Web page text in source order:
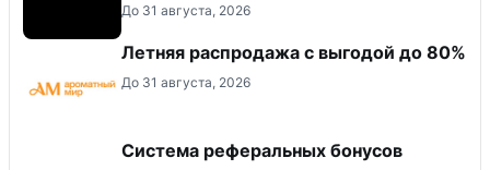
До 31 августа, 2026
Летняя распродажа с выгодой до 80%
До 31 августа, 2026
Система реферальных бонусов